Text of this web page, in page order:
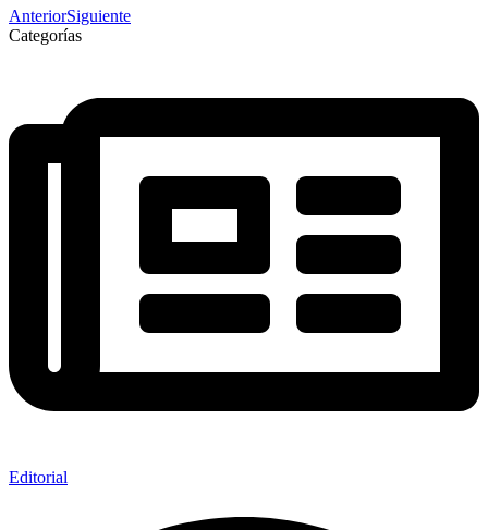
AnteriorSiguiente
Categorías
Editorial